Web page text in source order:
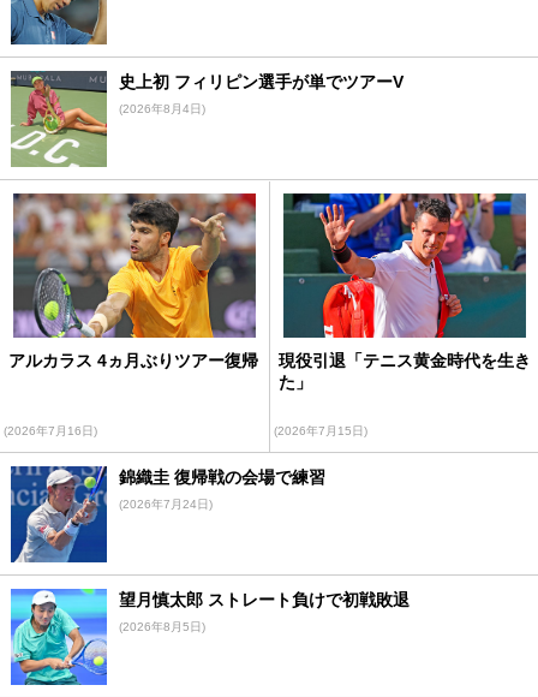
史上初 フィリピン選手が単でツアーV
(2026年8月4日)
アルカラス 4ヵ月ぶりツアー復帰
(2026年7月16日)
現役引退「テニス黄金時代を生き
た」
(2026年7月15日)
錦織圭 復帰戦の会場で練習
(2026年7月24日)
望月慎太郎 ストレート負けで初戦敗退
(2026年8月5日)